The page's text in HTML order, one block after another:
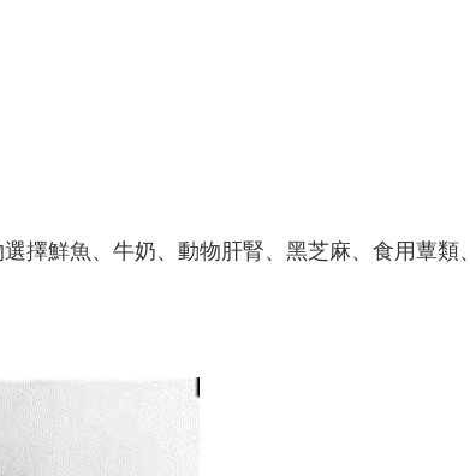
擇鮮魚、牛奶、動物肝腎、黑芝麻、食用蕈類、